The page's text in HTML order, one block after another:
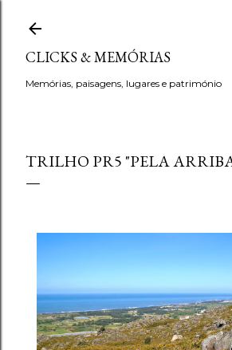
Avançar para o
CLICKS & MEMÓRIAS
Memórias, paisagens, lugares e património
TRILHO PR5 "PELA